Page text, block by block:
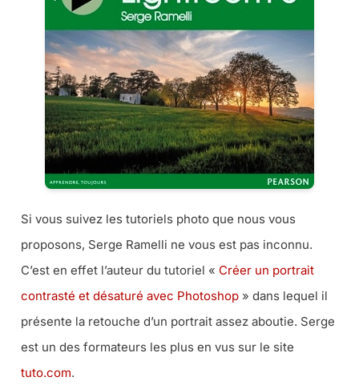
Si vous suivez les tutoriels photo que nous vous
proposons, Serge Ramelli ne vous est pas inconnu.
C’est en effet l’auteur du tutoriel « Créer un portrait
contrasté et désaturé avec Photoshop » dans lequel il
présente la retouche d’un portrait assez aboutie. Serge
est un des formateurs les plus en vus sur le site
tuto.com.